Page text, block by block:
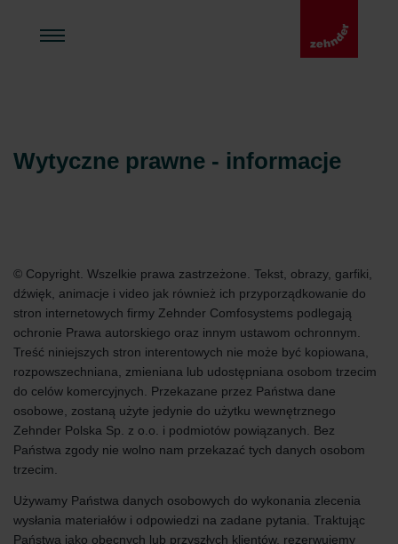
Wytyczne prawne - informacje
© Copyright. Wszelkie prawa zastrzeżone. Tekst, obrazy, garfiki,
dźwięk, animacje i video jak również ich przyporządkowanie do
stron internetowych firmy Zehnder Comfosystems podlegają
ochronie Prawa autorskiego oraz innym ustawom ochronnym.
Treść niniejszych stron interentowych nie może być kopiowana,
rozpowszechniana, zmieniana lub udostępniana osobom trzecim
do celów komercyjnych. Przekazane przez Państwa dane
osobowe, zostaną użyte jedynie do użytku wewnętrznego
Zehnder Polska Sp. z o.o. i podmiotów powiązanych. Bez
Państwa zgody nie wolno nam przekazać tych danych osobom
trzecim.
Używamy Państwa danych osobowych do wykonania zlecenia
wysłania materiałów i odpowiedzi na zadane pytania. Traktując
Państwa jako obecnych lub przyszłych klientów, rezerwujemy